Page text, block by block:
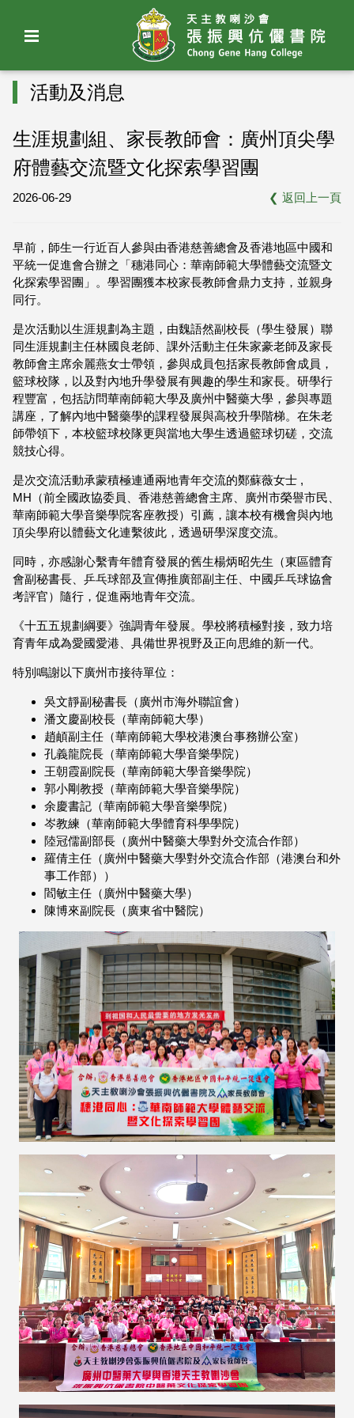
活動及消息
生涯規劃組、家長教師會：廣州頂尖學
府體藝交流暨文化探索學習團
2026-06-29 ❮ 返回上一頁
早前，師生一行近百人參與由香港慈善總會及香港地區中國和
平統一促進會合辦之「穗港同心：華南師範大學體藝交流暨文
化探索學習團」。學習團獲本校家長教師會鼎力支持，並親身
同行。
是次活動以生涯規劃為主題，由魏語然副校長（學生發展）聯
同生涯規劃主任林國良老師、課外活動主任朱家豪老師及家長
教師會主席余麗燕女士帶領，參與成員包括家長教師會成員，
籃球校隊，以及對內地升學發展有興趣的學生和家長。研學行
程豐富，包括訪問華南師範大學及廣州中醫藥大學，參與專題
講座，了解內地中醫藥學的課程發展與高校升學階梯。在朱老
師帶領下，本校籃球校隊更與當地大學生透過籃球切磋，交流
競技心得。
是次交流活動承蒙積極連通兩地青年交流的鄭蘇薇女士 ,
MH（前全國政協委員、香港慈善總會主席、廣州市榮譽市民、
華南師範大學音樂學院客座教授）引薦，讓本校有機會與內地
頂尖學府以體藝文化連繫彼此，透過研學深度交流。
同時，亦感謝心繫青年體育發展的舊生楊炳昭先生（東區體育
會副秘書長、乒乓球部及宣傳推廣部副主任、中國乒乓球協會
考評官）隨行，促進兩地青年交流。
《十五五規劃綱要》強調青年發展。學校將積極對接，致力培
育青年成為愛國愛港、具備世界視野及正向思維的新一代。
特別鳴謝以下廣州市接待單位：
吳文靜副秘書長（廣州市海外聯誼會）
⁠潘文慶副校長（華南師範大學）
⁠趙頔副主任（華南師範大學校港澳台事務辦公室）
⁠孔義龍院長（華南師範大學音樂學院）
⁠王朝霞副院長（華南師範大學音樂學院）
⁠郭小剛教授（華南師範大學音樂學院）
⁠余慶書記（華南師範大學音樂學院）
⁠岑教練（華南師範大學體育科學學院）
⁠陸冠儒副部長（廣州中醫藥⼤學對外交流合作部）
⁠羅倩主任（廣州中醫藥大學對外交流合作部（港澳台和外
事工作部））
⁠閻敏主任（廣州中醫藥大學）
⁠陳博來副院長（廣東省中醫院）